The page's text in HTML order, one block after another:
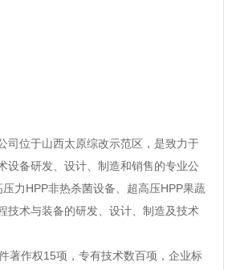
司位于山西太原综改示范区，是致力于
设备研发、设计、制造和销售的专业公
力HPP非热杀菌设备、超高压HPP果蔬
技术与装备的研发、设计、制造及技术
著作权15项，专有技术数百项，企业标